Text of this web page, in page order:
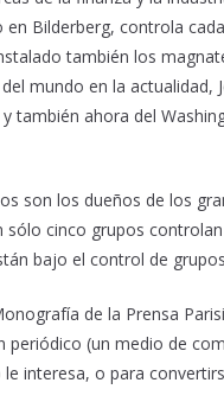
en Bilderberg, controla
también los
mundo en la
también ahora del
son los dueños de los
sólo cinco grupos
bajo el control de
de la Prensa
periódico (un medio de
interesa, o para